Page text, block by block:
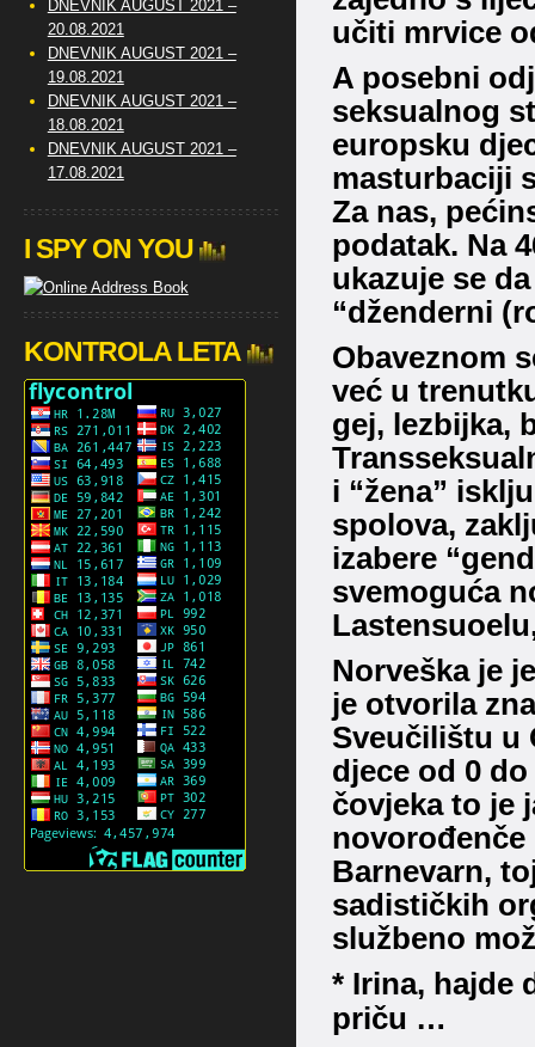
učiti mrvice
A posebni
seksualnog
europsku
masturbaciji
Za nas,
podatak. Na
ukazuje se
“dženderni
Obaveznom
već u
gej, lezbijka,
i “žena”
spolova,
izabere
svemoguća
Norveška je
je otvorila
Sveučilištu u
djece od 0
čovjeka to je
novorođenče
Barnevarn,
sadističkih
službeno
* Irina, hajde
priču …
DNEVNIK AUGUST 2021 –
20.08.2021
DNEVNIK AUGUST 2021 –
19.08.2021
DNEVNIK AUGUST 2021 –
18.08.2021
DNEVNIK AUGUST 2021 –
17.08.2021
I SPY ON YOU
KONTROLA LETA